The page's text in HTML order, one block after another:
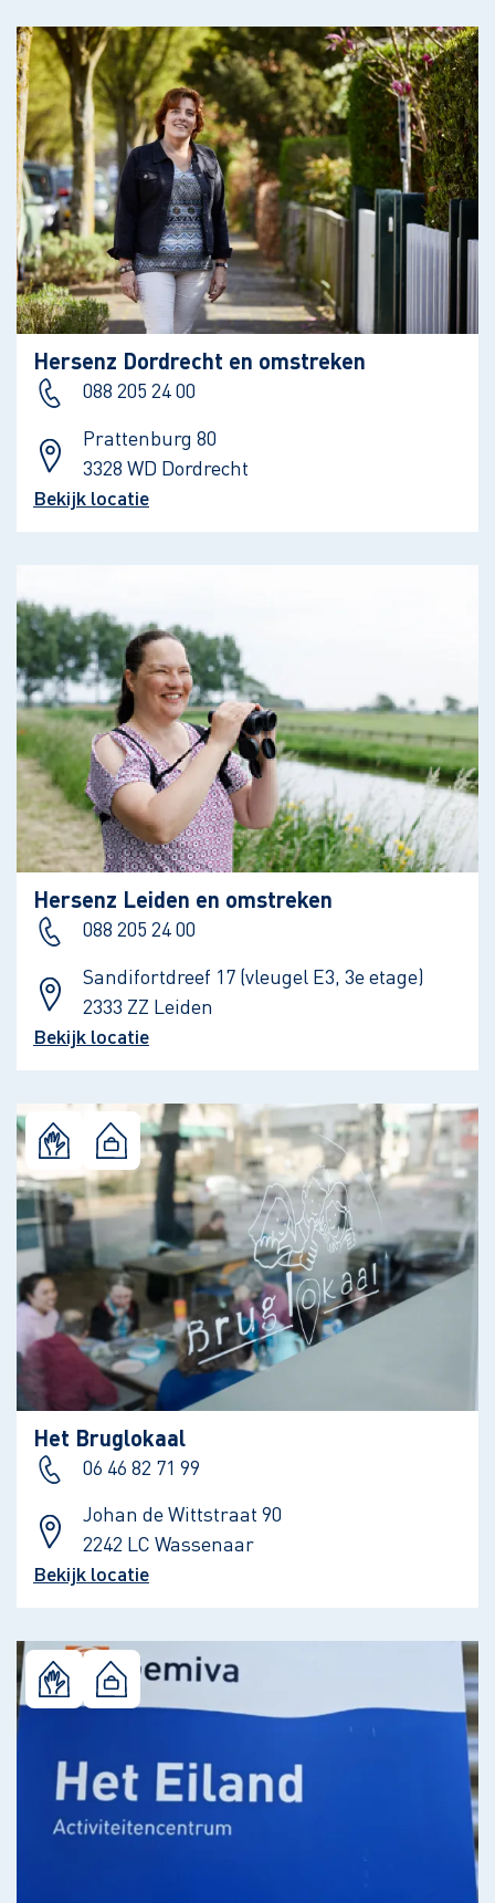
Hersenz Dordrecht en omstreken
088 205 24 00
Prattenburg 80
3328 WD Dordrecht
Bekijk locatie
Hersenz Leiden en omstreken
088 205 24 00
Sandifortdreef 17 (vleugel E3, 3e etage)
2333 ZZ Leiden
Bekijk locatie
Het Bruglokaal
06 46 82 71 99
Johan de Wittstraat 90
2242 LC Wassenaar
Bekijk locatie